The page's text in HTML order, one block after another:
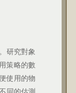
研究對象
策略的數
使用的物